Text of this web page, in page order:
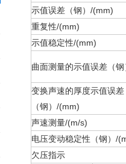
示值误差（钢）/(mm)
重复性/(mm)
示值稳定性/(mm)
曲面测量的示值误差（
变换声速的厚度示值误差
（钢）/(mm)
声速测量/(m/s)
电压变动稳定性（钢）/
欠压指示